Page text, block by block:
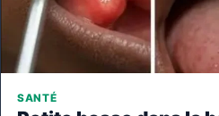
SANTÉ